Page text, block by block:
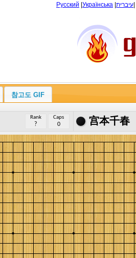
Русский Українська עיברית
참고도 GIF
Rank
?
Caps
0 宫本千春